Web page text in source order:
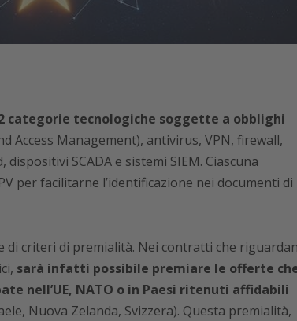
categorie tecnologiche soggette a obblighi
Access Management), antivirus, VPN, firewall,
SCADA e sistemi SIEM. Ciascuna
per facilitarne l’identificazione nei documenti di
di criteri di premialità. Nei contratti che
sarà infatti possibile premiare le offerte
nell’UE, NATO o in Paesi ritenuti affidabili
Nuova Zelanda, Svizzera). Questa premialità,